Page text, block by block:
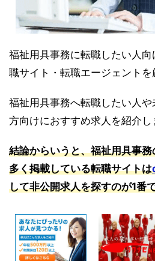
福祉用具事務に転職したい人
職サイト・転職エージェントを
福祉用具事務へ転職したい人
方向けにおすすめ求人を紹介し
結論からいうと、福祉用具事
多く掲載している転職サイトは
して非公開求人を探すのが1番